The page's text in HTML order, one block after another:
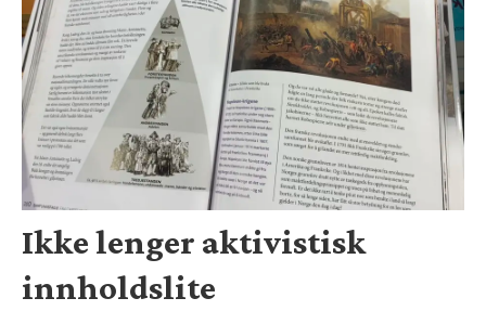
Ikke lenger aktivistisk
innholdslite